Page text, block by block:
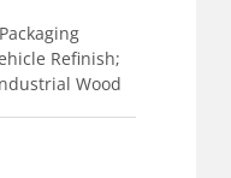
Refinish;
Wood